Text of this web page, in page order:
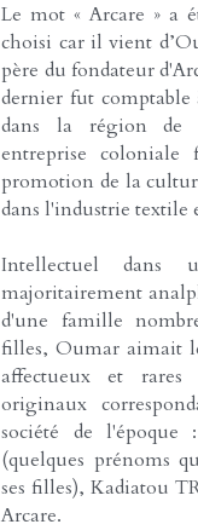
Le mot « Arcare » a
choisi car il vient
père du fondateur
dernier fut comptable
dans la région de
entreprise coloniale
promotion de la
dans l'industrie textile
Intellectuel dans
majoritairement
d'une famille
filles, Oumar aimait
affectueux et
originaux
société de
(quelques prénoms
ses filles), Kadiatou
Arcare.